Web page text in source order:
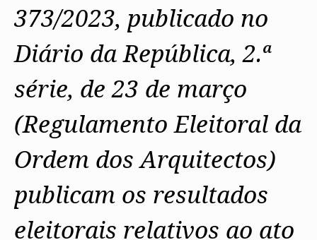
373/2023, publicado no
Diário da República, 2.ª
série, de 23 de março
(Regulamento Eleitoral da
Ordem dos Arquitectos)
publicam os resultados
eleitorais relativos ao ato